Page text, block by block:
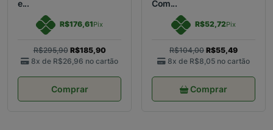
e...
R$176,61Pix
R$295,90 R$185,90
8x de R$26,96 no cartão
Comprar
Com...
R$52,72Pix
R$104,00 R$55,49
8x de R$8,05 no cartão
Comprar